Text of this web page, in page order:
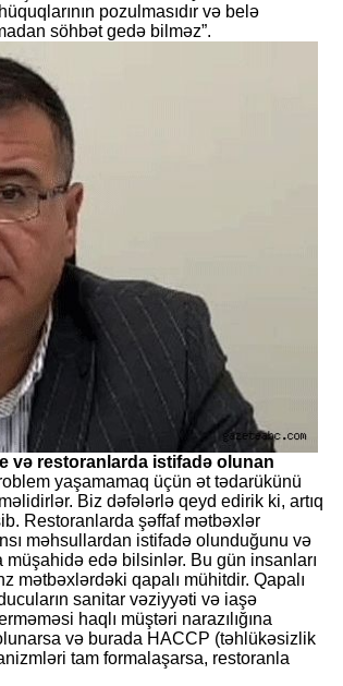
pozulmasıdır və belə
söhbət gedə bilməz”.
və restoranlarda istifadə olunan
yaşamamaq üçün ət tədarükünü
Biz dəfələrlə qeyd edirik ki, artıq
Restoranlarda şəffaf mətbəxlər
məhsullardan istifadə olunduğunu və
müşahidə edə bilsinlər. Bu gün insanları
mətbəxlərdəki qapalı mühitdir. Qapalı
sanitar vəziyyəti və iaşə
haqlı müştəri narazılığına
və burada HACCP (təhlükəsizlik
tam formalaşarsa, restoranla